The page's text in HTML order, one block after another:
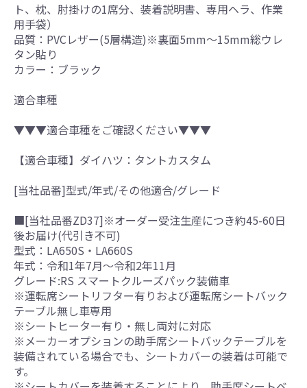
ト、枕、肘掛けの1席分、装着説明書、専用ヘラ、作業
用手袋）
品質：PVCレザー(5層構造)※裏面5mm～15mm総ウレ
タン貼り
カラー：ブラック
適合車種
▼▼▼適合車種をご確認ください▼▼▼
【適合車種】ダイハツ：タントカスタム
[当社品番]型式/年式/その他適合/グレード
■[当社品番ZD37]※オーダー受注生産につき約45-60日
後お届け(代引き不可)
型式：LA650S・LA660S
年式：令和1年7月～令和2年11月
グレード:RS スマートクルーズパック装備車
※運転席シートリフター有りおよび運転席シートバック
テーブル無し車専用
※シートヒーター有り・無し両対に対応
※メーカーオプションの助手席シートバックテーブルを
装備されている場合でも、シートカバーの装着は可能で
す。